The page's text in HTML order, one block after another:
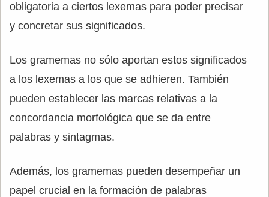
obligatoria a ciertos lexemas para poder precisar
y concretar sus significados.
Los gramemas no sólo aportan estos significados
a los lexemas a los que se adhieren. También
pueden establecer las marcas relativas a la
concordancia morfológica que se da entre
palabras y sintagmas.
Además, los gramemas pueden desempeñar un
papel crucial en la formación de palabras